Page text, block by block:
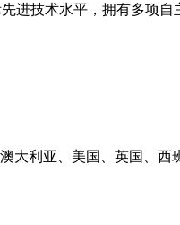
进技术水平，拥有多项
大利亚、美国、英国、